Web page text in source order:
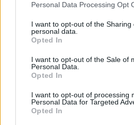
Please note that this website/app
not limited to your visit or usage
grant or deny consent to Google
use your data for below specified
consent section.
Personal Data Processing Opt
I want to opt-out of the Sharing
personal data.
Opted In
I want to opt-out of the Sale of
Personal Data.
Opted In
I want to opt-out of processing
Personal Data for Targeted
Opted In
14:2012.01.26
Μαγευτικές εικόνες από τα
στο κατάλευκο καταφύγιο